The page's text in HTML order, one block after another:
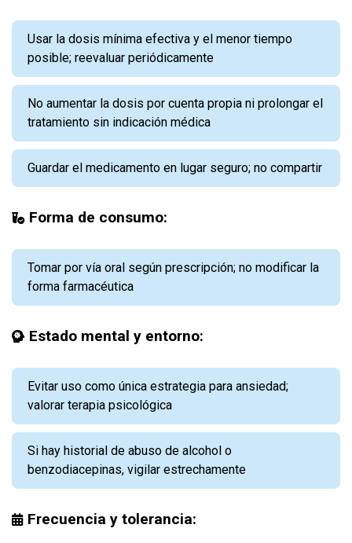
Usar la dosis mínima efectiva y el menor tiempo
posible; reevaluar periódicamente
No aumentar la dosis por cuenta propia ni prolongar el
tratamiento sin indicación médica
Guardar el medicamento en lugar seguro; no compartir
Forma de consumo:
Tomar por vía oral según prescripción; no modificar la
forma farmacéutica
Estado mental y entorno:
Evitar uso como única estrategia para ansiedad;
valorar terapia psicológica
Si hay historial de abuso de alcohol o
benzodiacepinas, vigilar estrechamente
Frecuencia y tolerancia: